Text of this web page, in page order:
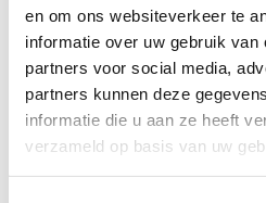
en om ons websiteverkeer te
informatie over uw gebruik van
partners voor social media,
partners kunnen deze
informatie die u aan ze heeft
verzameld op basis van uw
bij voorkeur in de
de Westpolder mag
ruimdenkend en
eventueel kinderen
een steunvader
iets leuks met deze
doen.